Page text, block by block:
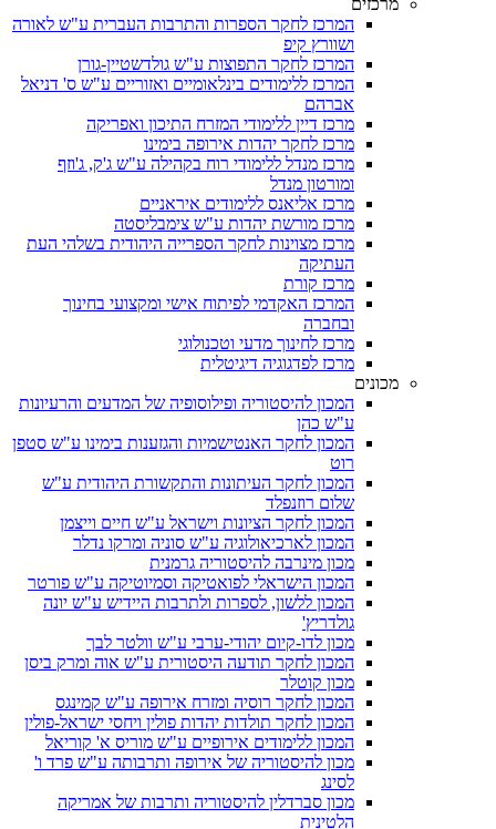
מרכזים
המרכז לחקר הספרות והתרבות העברית ע"ש לאורה
ושוורץ קיפ
המרכז לחקר התפוצות ע"ש גולדשטיין-גורן
המרכז ללימודים בינלאומיים ואזוריים ע"ש ס' דניאל
אברהם
מרכז דיין ללימודי המזרח התיכון ואפריקה
מרכז לחקר יהדות אירופה בימינו
מרכז מנדל ללימודי רוח בקהילה ע"ש ג'ק, ג'וזף
ומורטון מנדל
מרכז אליאנס ללימודים איראניים
מרכז מורשת יהדות ע"ש צימבליסטה
מרכז מצוינות לחקר הספרייה היהודית בשלהי העת
העתיקה
מרכז קורת
המרכז האקדמי לפיתוח אישי ומקצועי בחינוך
ובחברה
מרכז לחינוך מדעי וטכנולוגי
מרכז לפדגוגיה דיגיטלית
מכונים
המכון להיסטוריה ופילוסופיה של המדעים והרעיונות
ע"ש כהן
המכון לחקר האנטישמיות והגזענות בימינו ע"ש סטפן
רוט
המכון לחקר העיתונות והתקשורת היהודית ע"ש
שלום רוזנפלד
המכון לחקר הציונות וישראל ע"ש חיים וייצמן
המכון לארכיאולוגיה ע"ש סוניה ומרקו נדלר
מכון מינרבה להיסטוריה גרמנית
המכון הישראלי לפואטיקה וסמיוטיקה ע"ש פורטר
המכון ללשון, לספרות ולתרבות היידיש ע"ש יונה
גולדריץ'
מכון לדו-קיום יהודי-ערבי ע"ש וולטר לבך
המכון לחקר תודעה היסטורית ע"ש אוה ומרק ביסן
מכון קוטלר
המכון לחקר רוסיה ומזרח אירופה ע"ש קמינגס
המכון לחקר תולדות יהדות פולין ויחסי ישראל-פולין
המכון ללימודים אירופיים ע"ש מוריס א' קוריאל
מכון להיסטוריה של אירופה ותרבותה ע"ש פרד ו'
לסינג
מכון סברדלין להיסטוריה ותרבות של אמריקה
הלטינית